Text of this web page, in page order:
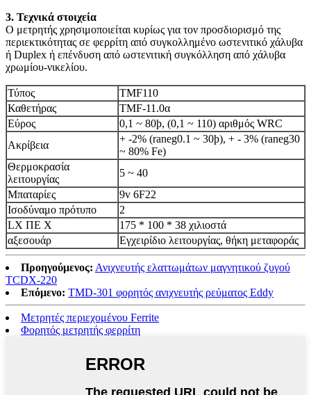
3. Τεχνικά στοιχεία
Ο μετρητής χρησιμοποιείται κυρίως για τον προσδιορισμό της
περιεκτικότητας σε φερρίτη από συγκολλημένο ωστενιτικό χάλυβα
ή Duplex ή επένδυση από ωστενιτική συγκόλληση από χάλυβα
χρωμίου-νικελίου.
Τύπος
TMF110
Καθετήρας
TMF-11.0α
Εύρος
0,1 ~ 80þ, (0,1 ~ 110) αριθμός WRC
Ακρίβεια
+ -2% (raneg0.1 ~ 30þ), + - 3% (raneg30
~ 80% Fe)
Θερμοκρασία
λειτουργίας
5 ~ 40
Μπαταρίες
9v 6F22
Ισοδύναμο πρότυπο
2
LX ΠΕ Χ
175 * 100 * 38 χιλιοστά
αξεσουάρ
Εγχειρίδιο λειτουργίας, θήκη μεταφοράς
Προηγούμενος: Ανιχνευτής ελαττωμάτων μαγνητικού ζυγού
TCDX-220
Επόμενο: TMD-301 φορητός ανιχνευτής ρεύματος Eddy
Μετρητές περιεχομένου Ferrite
Φορητός μετρητής φερρίτη